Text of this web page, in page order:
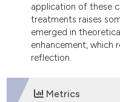
application of these
treatments raises
emerged in
enhancement, which
reflection.
Metrics